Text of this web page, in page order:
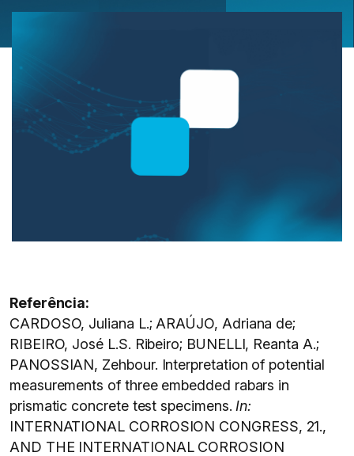
Referência:
CARDOSO, Juliana L.; ARAÚJO, Adriana de;
RIBEIRO, José L.S. Ribeiro; BUNELLI, Reanta A.;
PANOSSIAN, Zehbour. Interpretation of potential
measurements of three embedded rabars in
prismatic concrete test specimens. In:
INTERNATIONAL CORROSION CONGRESS, 21.,
AND THE INTERNATIONAL CORROSION